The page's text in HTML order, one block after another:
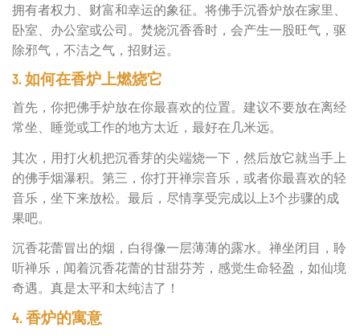
拥有者权力、财富和幸运的象征。将佛手沉香炉放在家里、
卧室、办公室或公司。焚烧沉香香时，会产生一股旺气，驱
除邪气，不洁之气，招财运。
3. 如何在香炉上燃烧它
首先，你把佛手炉放在你最喜欢的位置。建议不要放在离经
常坐、睡觉或工作的地方太近，最好在几米远。
其次，用打火机把沉香芽的尖端烧一下，然后放它就当手上
的佛手烟瀑积。第三，你打开禅宗音乐，或者你最喜欢的轻
音乐，坐下来放松。最后，尽情享受完成以上3个步骤的成
果吧。
沉香花蕾冒出的烟，白得像一层薄薄的露水。禅坐闭目，聆
听禅乐，闻着沉香花蕾的甘甜芬芳，感觉生命轻盈，如仙境
奇遇。真是太平和太纯洁了！
4. 香炉的寓意